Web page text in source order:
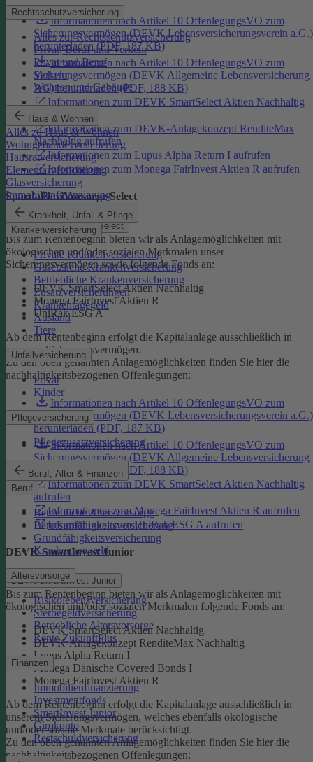
Rechtsschutzversicherung
Alles zur Rechtsschutzversicherung
Privat, Beruf und Verkehr
Privat und Beruf
Verkehr
Wohnen und Gebäude
Haus & Wohnen
Alles zu Haus & Wohnen
Wohngebäudeversicherung
Hausratversicherung
Elementarversicherung
Glasversicherung
Immobilienfinanzierung
Krankheit, Unfall & Pflege
Krankenversicherung
Private Krankenversicherung
Gesetzliche Krankenversicherung
Betriebliche Krankenversicherung
Zusatzversicherungen
Krankentagegeld
Ausland
Tiere
Unfallversicherung
Privat
Kinder
Pflegeversicherung
Pflegezusatzversicherung
Beruf, Alter & Finanzen
Beruf
Betriebliche Altersvorsorge
Berufsunfähigkeitsversicherung
Grundfähigkeitsversicherung
Krankentagegeld
Altersvorsorge
Risikolebensversicherung
Sterbegeldversicherung
Betriebliche Altersvorsorge
Rente ZukunftPlus
Finanzen
Immobilienfinanzierung
Investmentfonds
SmartInvest Junior
Girokonto
Restschuldversicherung
Informationen nach Artikel 10 OffenlegungsVO zum
Sicherungsvermögen (DEVK Lebensversicherungsverein a.G.)
herunterladen (PDF, 187 KB)
Informationen nach Artikel 10 OffenlegungsVO zum
Sicherungsvermögen (DEVK Allgemeine Lebensversicherung
AG) herunterladen (PDF, 188 KB)
Informationen zum DEVK SmartSelect Aktien Nachhaltig
aufrufen
Informationen zum DEVK-Anlagekonzept RenditeMax
Nachhaltig aufrufen
Informationen zum Lupus Alpha Return I aufrufen
Informationen zum Monega FairInvest Aktien R aufrufen
SpardaFlexiVorsorge Select
SpardaFlexiVorsorge Select
Bis zum Rentenbeginn bieten wir als Anlagemöglichkeiten mit
ökologischen und/oder sozialen Merkmalen unser
Sicherungsvermögen sowie folgende Fonds an:
DEVK SmartSelect Aktien Nachhaltig
Monega FairInvest Aktien R
UniRak ESG A
Ab dem Rentenbeginn erfolgt die Kapitalanlage ausschließlich in
unserem Sicherungsvermögen.
Zu den oben genannten Anlagemöglichkeiten finden Sie hier die
nachhaltigkeitsbezogenen Offenlegungen:
Informationen nach Artikel 10 OffenlegungsVO zum
Sicherungsvermögen (DEVK Lebensversicherungsverein a.G.)
herunterladen (PDF, 187 KB)
Informationen nach Artikel 10 OffenlegungsVO zum
Sicherungsvermögen (DEVK Allgemeine Lebensversicherung
AG) herunterladen (PDF, 188 KB)
Informationen zum DEVK SmartSelect Aktien Nachhaltig
aufrufen
Informationen zum Monega FairInvest Aktien R aufrufen
Informationen zum UniRak ESG A aufrufen
DEVK-SmartInvest Junior
DEVK-SmartInvest Junior
Bis zum Rentenbeginn bieten wir als Anlagemöglichkeiten mit
ökologischen und/oder sozialen Merkmalen folgende Fonds an:
DEVK SmartSelect Aktien Nachhaltig
DEVK-Anlagekonzept RenditeMax Nachhaltig
Lupus Alpha Return I
Monega Dänische Covered Bonds I
Monega FairInvest Aktien R
Ab dem Rentenbeginn erfolgt die Kapitalanlage ausschließlich in
unserem Sicherungsvermögen, welches ebenfalls ökologische
und/oder soziale Merkmale berücksichtigt.
Zu den oben genannten Anlagemöglichkeiten finden Sie hier die
nachhaltigkeitsbezogenen Offenlegungen: